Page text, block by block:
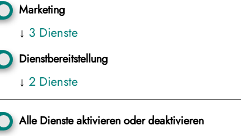
Bitte wählen Sie die
Unterbringung
Hotelzimmer bei 2er
Marketing
↓ 3 Dienste
Dienstbereitstellung
↓ 2 Dienste
Alle Dienste aktivieren oder deaktivieren